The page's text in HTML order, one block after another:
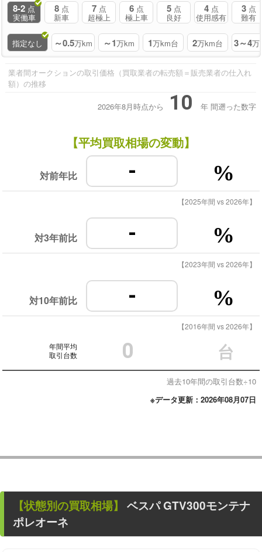
8-2 点
実働車
8 点
新車
7 点
超極上
6 点
極上車
5 点
良好
4 点
使用感有
3 点
難有
指定なし ～0.5万km ～1万km 1万km台 2万km台 3～4万
業者間オークションの取引価格（買取業者の転売額＝販売業者の仕入れ
額）の推移
2026年8月時点から 10 年 間遡った数字
【平均買取相場の変動】
対前年比 - %
【2025年間 vs 2026年】
対3年前比 - %
【2023年間 vs 2026年】
対10年前比 - %
【2016年間 vs 2026年】
年間平均
取引台数
0 台
過去10年間の取引台数÷10
※データ更新：2026年08月07日
【状態別の買取相場】 ベスパ GTV300モンテナ
ポレオーネ